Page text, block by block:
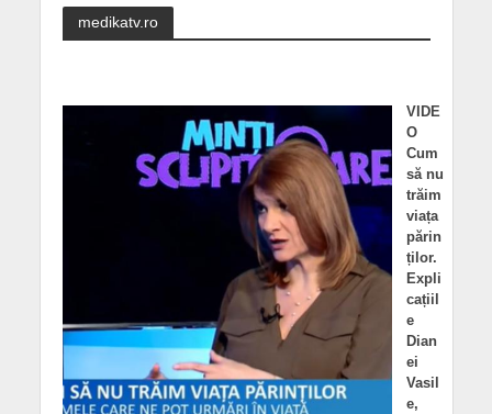
medikatv.ro
VIDE
O
Cum
să nu
trăim
viața
părin
ților.
Expli
cațiil
e
Dian
ei
Vasil
e,